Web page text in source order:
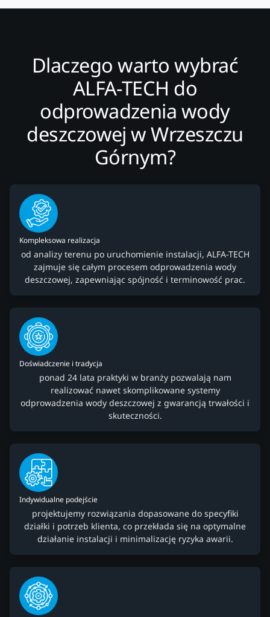
Dlaczego warto wybrać
ALFA-TECH do
odprowadzenia wody
deszczowej w Wrzeszczu
Górnym?
Kompleksowa realizacja
od analizy terenu po uruchomienie instalacji, ALFA-TECH
zajmuje się całym procesem odprowadzenia wody
deszczowej, zapewniając spójność i terminowość prac.
Doświadczenie i tradycja
ponad 24 lata praktyki w branży pozwalają nam
realizować nawet skomplikowane systemy
odprowadzenia wody deszczowej z gwarancją trwałości i
skuteczności.
Indywidualne podejście
projektujemy rozwiązania dopasowane do specyfiki
działki i potrzeb klienta, co przekłada się na optymalne
działanie instalacji i minimalizację ryzyka awarii.